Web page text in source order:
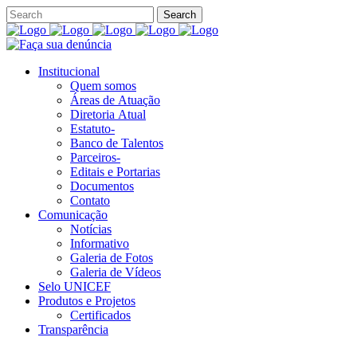
Institucional
Quem somos
Áreas de Atuação
Diretoria Atual
Estatuto-
Banco de Talentos
Parceiros-
Editais e Portarias
Documentos
Contato
Comunicação
Notícias
Informativo
Galeria de Fotos
Galeria de Vídeos
Selo UNICEF
Produtos e Projetos
Certificados
Transparência